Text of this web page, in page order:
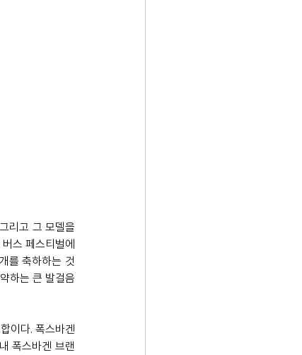
리고 그 모델을
스 페스티벌에
를 축하하는 것
하는 큰 발걸음
이다. 폭스바겐
폭스바겐 브랜